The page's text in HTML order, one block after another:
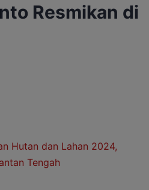
Resmikan di